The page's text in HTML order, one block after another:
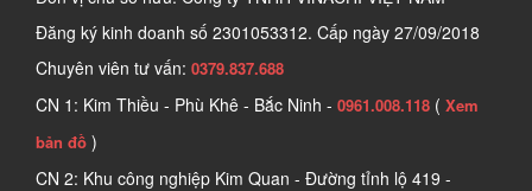
Đăng ký kinh doanh số 2301053312. Cấp ngày 27/09/2018
Chuyên viên tư vấn: 0379.837.688
CN 1: Kim Thiều - Phù Khê - Bắc Ninh - 0961.008.118 ( Xem
bản đồ )
CN 2: Khu công nghiệp Kim Quan - Đường tỉnh lộ 419 -